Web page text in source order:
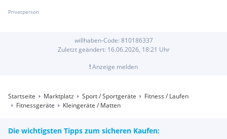
Privatperson
willhaben-Code: 810186337
Zuletzt geändert: 16.06.2026, 18:21 Uhr
!Anzeige melden
Startseite Marktplatz Sport / Sportgeräte
Fitness / Laufen
Fitnessgeräte
Kleingeräte / Matten
Die wichtigsten Tipps zum sicheren Kaufen: